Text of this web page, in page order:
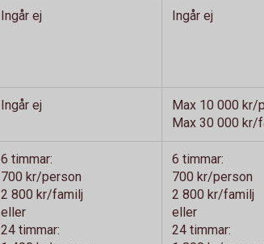
Ingår ej Ingår ej
Ingår ej
Max 10 000 kr/
Max 30 000 kr/
6 timmar:
700 kr/person
2 800 kr/familj
eller
24 timmar:
6 timmar:
700 kr/person
2 800 kr/familj
eller
24 timmar: